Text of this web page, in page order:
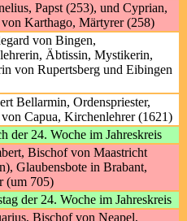
Papst (253), und Cyprian,
Karthago, Märtyrer (258)
von Bingen,
Äbtissin, Mystikerin,
von Rupertsberg und Eibingen
Bellarmin, Ordenspriester,
Capua, Kirchenlehrer (1621)
der 24. Woche im Jahreskreis
Bischof von Maastricht
Glaubensbote in Brabant,
(um 705)
der 24. Woche im Jahreskreis
Bischof von Neapel,